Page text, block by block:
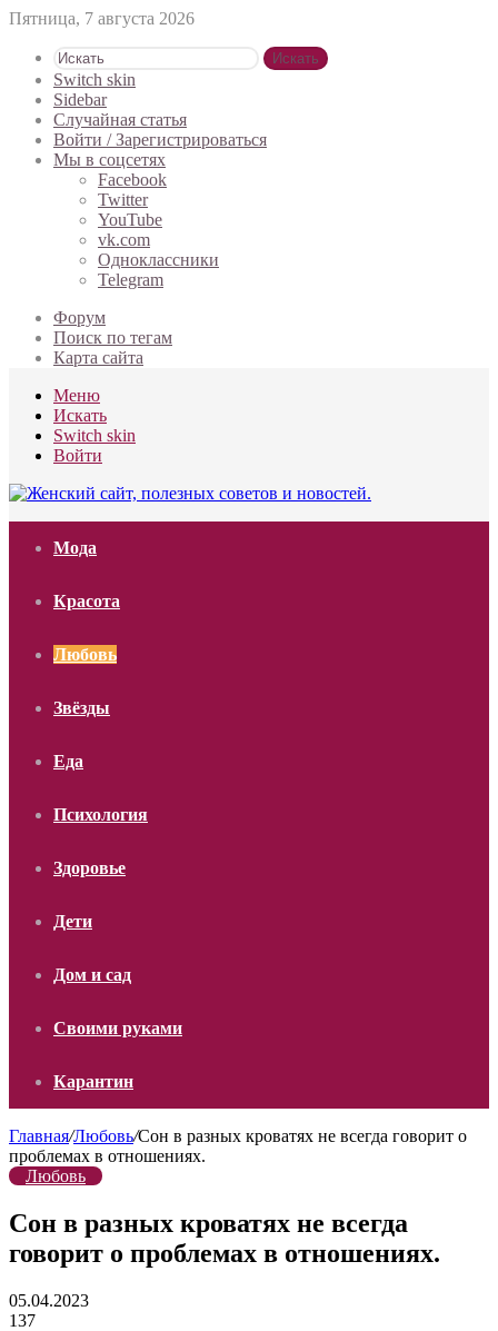
Пятница, 7 августа 2026
Искать
Switch skin
Sidebar
Случайная статья
Войти / Зарегистрироваться
Мы в соцсетях
Facebook
Twitter
YouTube
vk.com
Одноклассники
Telegram
Форум
Поиск по тегам
Карта сайта
Меню
Искать
Switch skin
Войти
Мода
Красота
Любовь
Звёзды
Еда
Психология
Здоровье
Дети
Дом и сад
Своими руками
Карантин
Главная/Любовь/Сон в разных кроватях не всегда говорит о
проблемах в отношениях.
Любовь
Сон в разных кроватях не всегда
говорит о проблемах в отношениях.
05.04.2023
137